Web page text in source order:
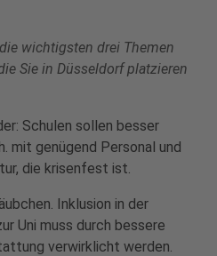
wichtigsten drei Themen
Sie in Düsseldorf platzieren
Schulen sollen besser
mit genügend Personal und
die krisenfest ist.
Inklusion in der
Uni muss durch bessere
verwirklicht werden.